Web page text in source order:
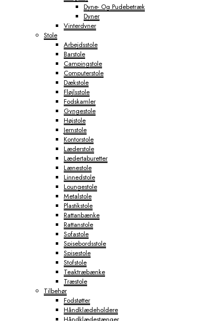
Dyne- Og Pudebetræk
Dyner
Vinterdyner
Stole
Arbejdsstole
Barstole
Campingstole
Computerstole
Dækstole
Fløjlsstole
Fodskamler
Gyngestole
Højstole
Jernstole
Kontorstole
Læderstole
Lædertaburetter
Lænestole
Linnedstole
Loungestole
Metalstole
Plastikstole
Rattanbænke
Rattanstole
Sofastole
Spisebordsstole
Spisestole
Stofstole
Teaktræbænke
Træstole
Tilbehør
Fodstøtter
Håndklædeholdere